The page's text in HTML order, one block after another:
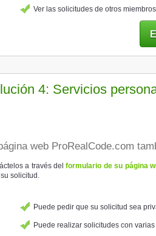
Ver las solicitudes de otros
4: Servicios
página web ProRealCode.com
a través delformulario de su página
solicitud.
Puede pedir que su solicitud sea
Puede realizar solicitudes con